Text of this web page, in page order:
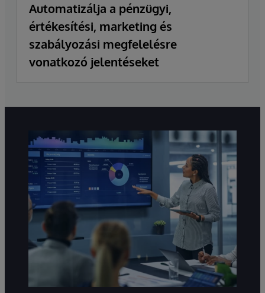
Automatizálja a pénzügyi,
értékesítési, marketing és
szabályozási megfelelésre
vonatkozó jelentéseket